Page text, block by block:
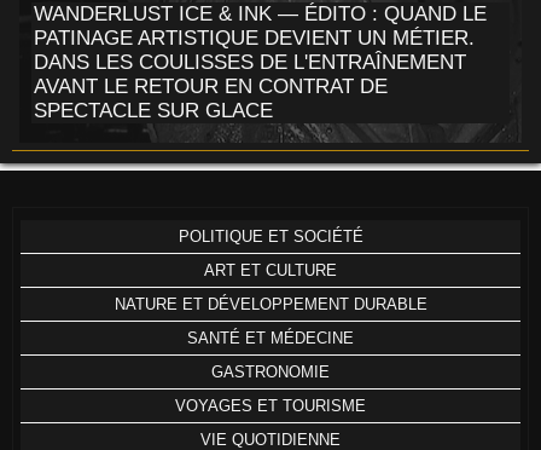
WANDERLUST ICE & INK — ÉDITO : QUAND LE
PATINAGE ARTISTIQUE DEVIENT UN MÉTIER.
DANS LES COULISSES DE L'ENTRAÎNEMENT
AVANT LE RETOUR EN CONTRAT DE
SPECTACLE SUR GLACE
POLITIQUE ET SOCIÉTÉ
ART ET CULTURE
NATURE ET DÉVELOPPEMENT DURABLE
SANTÉ ET MÉDECINE
GASTRONOMIE
VOYAGES ET TOURISME
VIE QUOTIDIENNE